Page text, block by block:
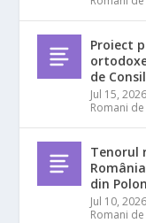
Proiect
de
Jul 15, 2026
Romani
Tenorul
din
Jul 10, 2026
Romani